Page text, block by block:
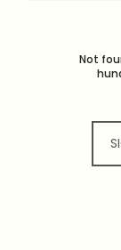
Not